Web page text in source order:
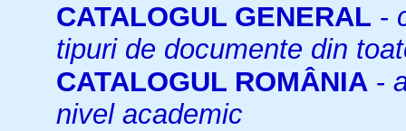
CATALOGUL GENERAL -
tipuri de documente din
CATALOGUL ROMÂNIA -
nivel academic